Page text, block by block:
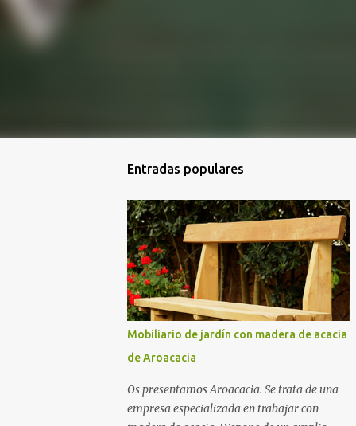
Entradas populares
Mobiliario de jardín con madera de acacia
de Aroacacia
Os presentamos Aroacacia. Se trata de una
empresa especializada en trabajar con